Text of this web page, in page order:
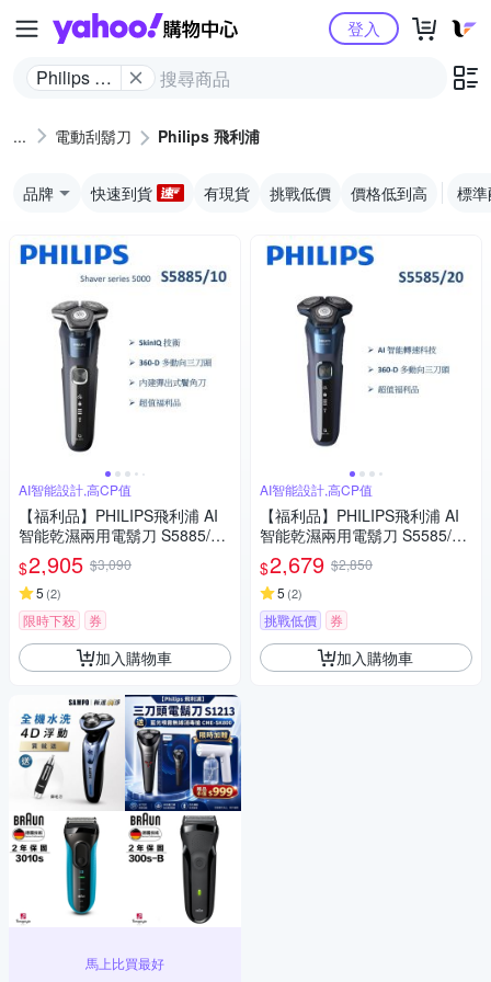
Yahoo購物中心
Philips 飛
登入
電動刮鬍刀 Philips 飛利浦
品牌 快速到貨 有現貨 挑戰低價 價格低到高 標
AI智能設計,高CP值
【福利品】PHILIPS飛利浦 AI
智能乾濕兩用電鬍刀 S5885/10
(一年保固)
$2,905 $3,090
5 (2)
限時下殺 券
加入購物車
馬上比買最好
AI智能設計,高CP值
【福利品】PHILIPS飛利浦 AI
智能乾濕兩用電鬍刀 S5585/20
(一年保固)
$2,679 $2,850
5 (2)
挑戰低價 券
加入購物車